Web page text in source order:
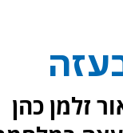
זלמן כהן